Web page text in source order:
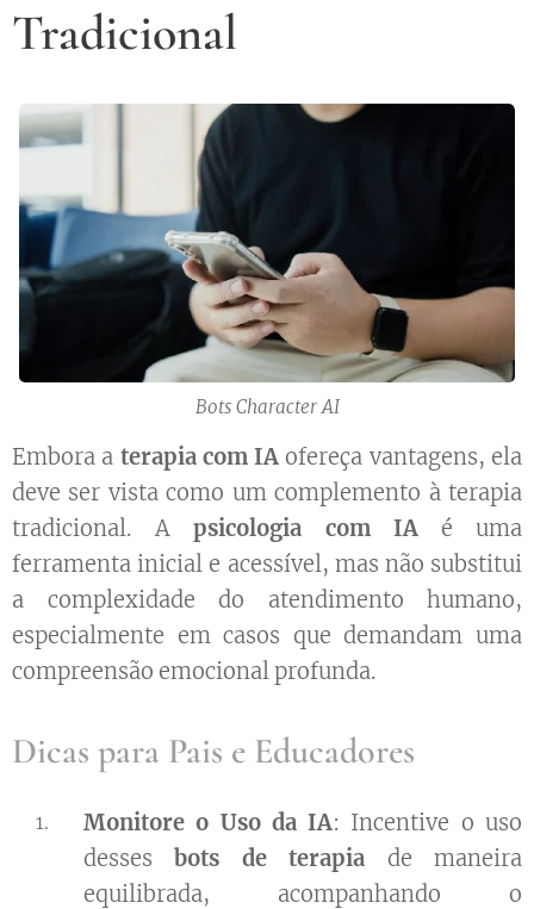
Tradicional
Bots Character AI
Embora a terapia com IA ofereça vantagens, ela
deve ser vista como um complemento à terapia
tradicional. Apsicologia com IAé uma
ferramenta inicial e acessível, mas não substitui
a complexidade do atendimento humano,
especialmente em casos que demandam uma
compreensão emocional profunda.
Dicas para Pais e Educadores
Monitore o Uso da IA: Incentive o uso
dessesbots de terapia de maneira
equilibrada, acompanhando o